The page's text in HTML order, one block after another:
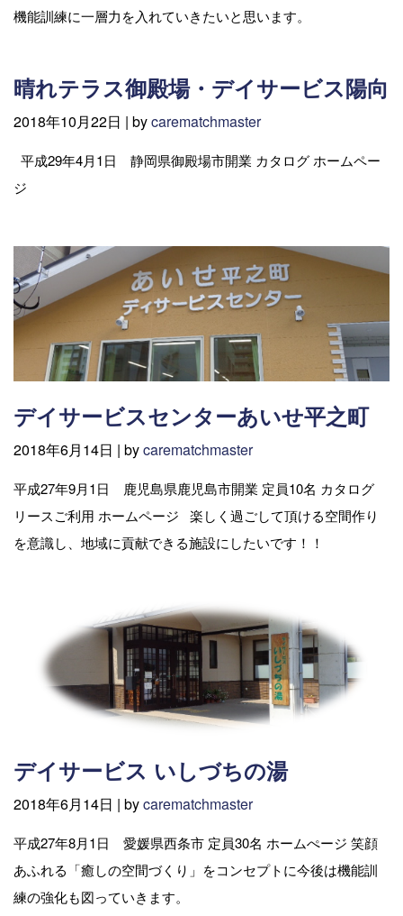
機能訓練に一層力を入れていきたいと思います。
晴れテラス御殿場・デイサービス陽向
2018年10月22日 | bycarematchmaster
平成29年4月1日 静岡県御殿場市開業 カタログ ホームペー
ジ
デイサービスセンターあいせ平之町
2018年6月14日 | bycarematchmaster
平成27年9月1日 鹿児島県鹿児島市開業 定員10名 カタログ
リースご利用 ホームページ 楽しく過ごして頂ける空間作り
を意識し、地域に貢献できる施設にしたいです！！
デイサービス いしづちの湯
2018年6月14日 | bycarematchmaster
平成27年8月1日 愛媛県西条市 定員30名 ホームぺージ 笑顔
あふれる「癒しの空間づくり」をコンセプトに今後は機能訓
練の強化も図っていきます。